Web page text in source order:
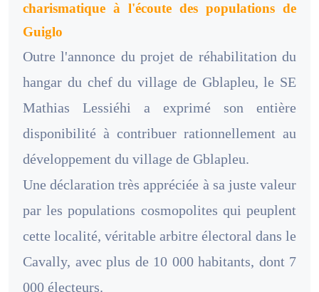
charismatique à l'écoute des populations de
Guiglo
Outre l'annonce du projet de réhabilitation du
hangar du chef du village de Gblapleu, le SE
Mathias Lessiéhi a exprimé son entière
disponibilité à contribuer rationnellement au
développement du village de Gblapleu.
Une déclaration très appréciée à sa juste valeur
par les populations cosmopolites qui peuplent
cette localité, véritable arbitre électoral dans le
Cavally, avec plus de 10 000 habitants, dont 7
000 électeurs.